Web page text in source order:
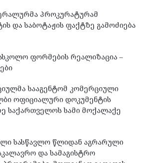
პროკურატურამ
და საბოტაჟის ფაქტზე გამოძიება
ფორმების რეალიზაცია –
სააგენტომ კომერციული
ოფიციალური დოკუმენტის
საქართველოს სამი მოქალაქე
სასწავლო წლიდან აგრარული
და სამაგისტრო